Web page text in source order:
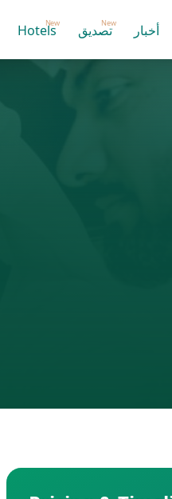
Hotels
New تصديق
New أخبار